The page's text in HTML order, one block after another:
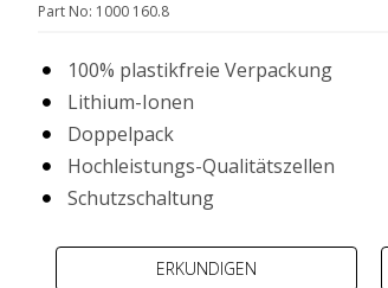
Part No: 1000 160.8
100% plastikfreie Verpackung
Lithium-Ionen
Doppelpack
Hochleistungs-Qualitätszellen
Schutzschaltung